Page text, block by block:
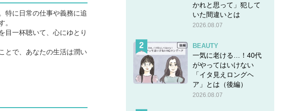
特に日常の仕事や義務に追
。
目一杯聴いて、心にゆとり
とで、あなたの生活は潤い
かれと思って」犯して
いた間違いとは
2026.08.07
BEAUTY
一気に老ける…！40代
がやってはいけない
「イタ見えロングヘ
ア」とは（後編）
2026.08.07